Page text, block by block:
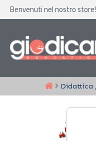
Benvenuti nel nostro store!
Didattica